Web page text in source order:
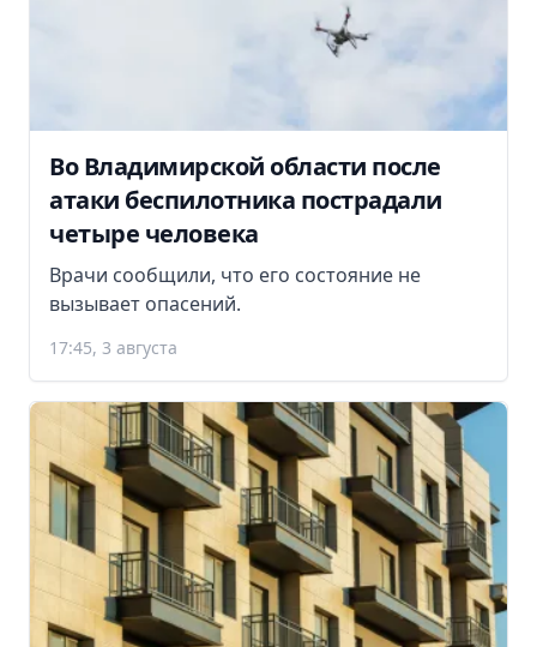
Во Владимирской области после
атаки беспилотника пострадали
четыре человека
Врачи сообщили, что его состояние не
вызывает опасений.
17:45, 3 августа